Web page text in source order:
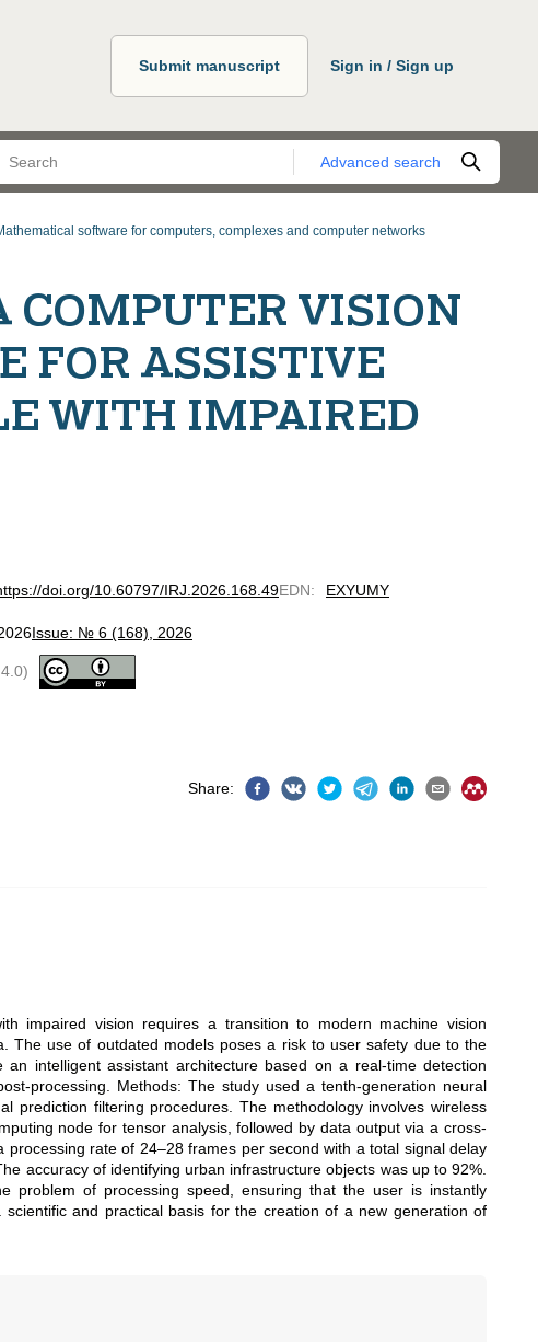
Submit manuscript Sign in / Sign up
Advanced search
software for computers, complexes and computer networks
COMPUTER VISION
FOR ASSISTIVE
WITH IMPAIRED
doi.org/10.60797/IRJ.2026.168.49EDN: EXYUMY
Issue: № 6 (168), 2026
Share:
impaired vision requires a transition to modern machine vision
The use of outdated models poses a risk to user safety due to the
intelligent assistant architecture based on a real-time detection
processing. Methods: The study used a tenth-generation neural
prediction filtering procedures. The methodology involves wireless
node for tensor analysis, followed by data output via a cross-
rate of 24–28 frames per second with a total signal delay
accuracy of identifying urban infrastructure objects was up to 92%.
problem of processing speed, ensuring that the user is instantly
and practical basis for the creation of a new generation of